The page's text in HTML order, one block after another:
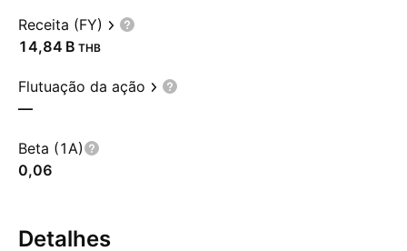
Receita (FY)
‪14,84 B‬ THB
Flutuação da ação
—
Beta (1A)
0,06
Detalhes